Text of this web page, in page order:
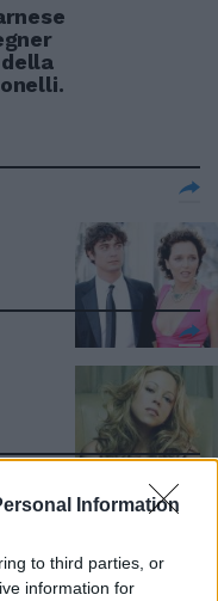
Information
to third parties, or
information for